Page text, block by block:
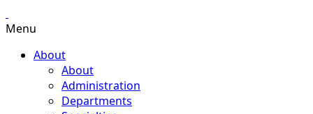
Menu
About
About
Administration
Departments